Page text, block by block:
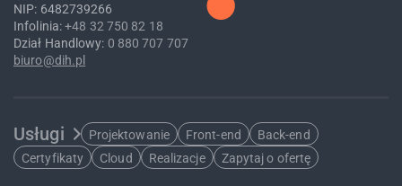
NIP: 6482739266
Infolinia:+48 32 750 82 18
Dział Handlowy: 0 880 707 707
biuro@dih.pl
Usługi Projektowanie Front-end
Back-end
Certyfikaty
Cloud Realizacje Zapytaj o ofertę